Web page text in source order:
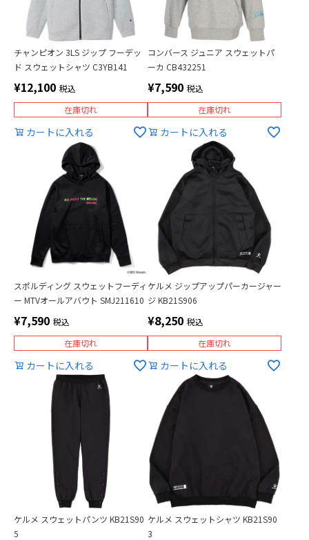
チャンピオン 3LS ジップ フーデッ
ド スウェットシャツ C3YB141
¥12,100 税込
在庫切れ
カートに入れる
コンバース ジュニア スウェットパ
ーカ CB432251
¥7,590 税込
在庫切れ
カートに入れる
スポルディング スウェットフーディ
ー MTVオールアバウト SMJ211610
¥7,590 税込
在庫切れ
カートに入れる
ケルメ ジップアップパーカージャー
ジ KB21S906
¥8,250 税込
在庫切れ
カートに入れる
ケルメ スウェットパンツ KB21S90
5
ケルメ スウェットシャツ KB21S90
3